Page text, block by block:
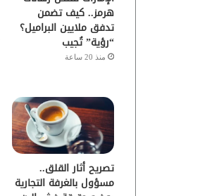
هرمز.. كيف تضمن
تدفق ملايين البراميل؟
“رؤية” تُجيب
منذ 20 ساعة
تصريح أثار القلق..
مسؤول بالغرفة التجارية